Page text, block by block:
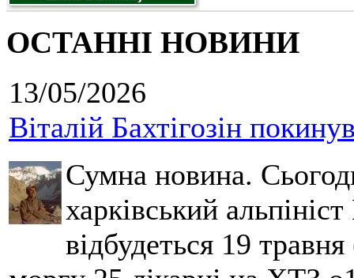
ОСТАННІ НОВИНИ
13/05/2026
Віталій Бахтігозін
Сумна новина.
харківський
відбудеться 19